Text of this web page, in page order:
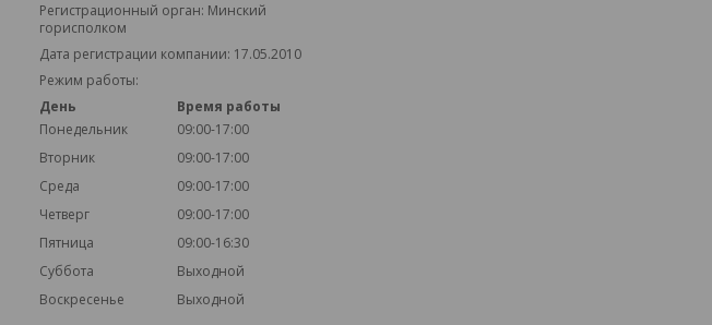
Регистрационный орган: Минский
горисполком
Дата регистрации компании: 17.05.2010
Режим работы:
День
Время работы
Понедельник
09:00-17:00
Вторник
09:00-17:00
Среда
09:00-17:00
Четверг
09:00-17:00
Пятница
09:00-16:30
Суббота
Выходной
Воскресенье
Выходной